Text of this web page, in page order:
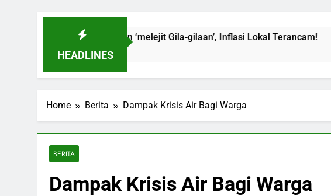
HEADLINES
Blangkejeren ‘melejit Gila-gilaan’, Inflasi Lokal Terancam!
Home Berita Dampak Krisis Air Bagi Warga
BERITA
Dampak Krisis Air Bagi Warga